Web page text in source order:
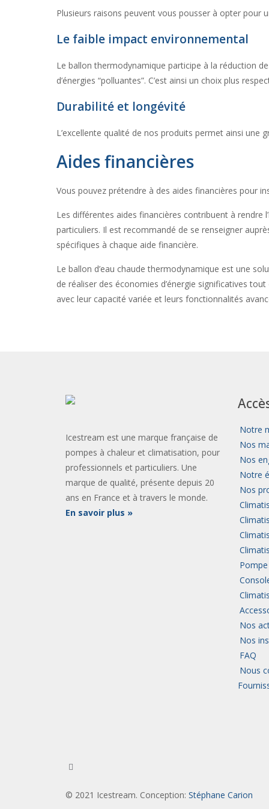
Plusieurs raisons peuvent vous pousser à opter pour
Le faible impact environnemental
Le ballon thermodynamique participe à la réduction
d’énergies “polluantes”. C’est ainsi un choix plus
Durabilité et longévité
L’excellente qualité de nos produits permet ainsi
Aides financières
Vous pouvez prétendre à des aides financières pour
Les différentes aides financières contribuent à
particuliers. Il est recommandé de se renseigner
spécifiques à chaque aide financière.
Le ballon d’eau chaude thermodynamique est une
de réaliser des économies d’énergie significatives
avec leur capacité variée et leurs fonctionnalités
Icestream est une marque française de
pompes à chaleur et climatisation, pour
professionnels et particuliers. Une
marque de qualité, présente depuis 20
ans en France et à travers le monde.
En savoir plus »
Notre
Nos
Nos
Notre
Nos
Nos
Nos
FAQ
Nous
© 2021 Icestream. Conception: Stéphane Carion